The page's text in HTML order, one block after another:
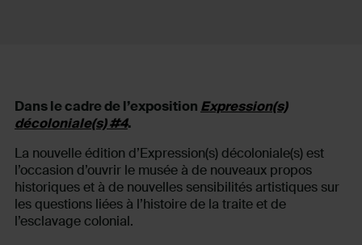
Dans le cadre de l’exposition Expression(s)
décoloniale(s) #4.
La nouvelle édition d’Expression(s) décoloniale(s) est
l’occasion d’ouvrir le musée à de nouveaux propos
historiques et à de nouvelles sensibilités artistiques sur
les questions liées à l’histoire de la traite et de
l’esclavage colonial.